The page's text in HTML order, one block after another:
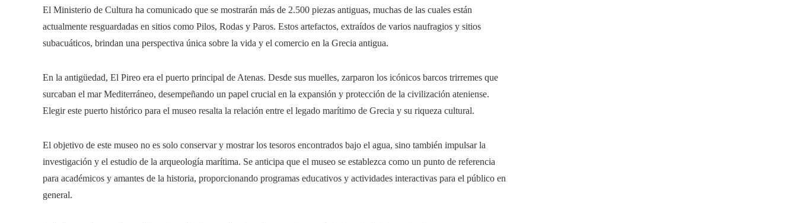
El Ministerio de Cultura ha comunicado que se mostrarán más de 2.500 piezas antiguas, muchas de las cuales están
actualmente resguardadas en sitios como Pilos, Rodas y Paros. Estos artefactos, extraídos de varios naufragios y sitios
subacuáticos, brindan una perspectiva única sobre la vida y el comercio en la Grecia antigua.
En la antigüedad, El Pireo era el puerto principal de Atenas. Desde sus muelles, zarparon los icónicos barcos trirremes que
surcaban el mar Mediterráneo, desempeñando un papel crucial en la expansión y protección de la civilización ateniense.
Elegir este puerto histórico para el museo resalta la relación entre el legado marítimo de Grecia y su riqueza cultural.
El objetivo de este museo no es solo conservar y mostrar los tesoros encontrados bajo el agua, sino también impulsar la
investigación y el estudio de la arqueología marítima. Se anticipa que el museo se establezca como un punto de referencia
para académicos y amantes de la historia, proporcionando programas educativos y actividades interactivas para el público en
general.